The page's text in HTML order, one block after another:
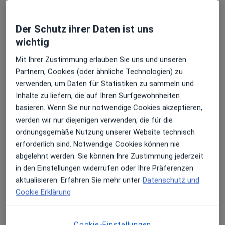
unserer Praxis verschaffen und sich über unser
Leistungsspektrum informieren.
Kontaktieren Sie uns gerne für einen Termin, wenn Sie
meine Sprechstunde besuchen möchten. Ich bin mit
meiner Erfahrung und meinem Fachwissen gerne für
Sie da.
Ihr Dr. med. Denis Knirel
Magenspiegelung – Gastroskopie:
Zum Beispiel bei Beschwerden im Bereich des
Oberbauches, Sodbrennen, Schluckbeschwerden und
anderen Symptomen hilft diese unkomplizierte und
kurze Untersuchung bei der Diagnosestellung.
Dünndarmspiegelung – Intestinoskopie:
Bei ungeklärten Blutungen oder dem Verdacht auf
eine Engstelle kann diese Untersuchung helfen.
Dickdarmspiegelung – Koloskopie:
Bauchschmerzen, Blut im Stuhl, Gewichtsabnahme
und ähnliche Symptome können eine
mehrÜber mich
Hauptsächlich behandelte Krankheiten
Diabetes Morbus Crohn
Reizdarm
Darmentzündung
Reizdarmsyndrom +11
Konsultationsformate
PersönlichStandorte anzeigen (2)
Fotos und Videos
Der Schutz ihrer Daten ist uns
wichtig
Mit Ihrer Zustimmung erlauben Sie uns und unseren
Partnern, Cookies (oder ähnliche Technologien) zu
verwenden, um Daten für Statistiken zu sammeln und
Inhalte zu liefern, die auf Ihren Surfgewohnheiten
basieren. Wenn Sie nur notwendige Cookies akzeptieren,
werden wir nur diejenigen verwenden, die für die
ordnungsgemäße Nutzung unserer Website technisch
erforderlich sind. Notwendige Cookies können nie
abgelehnt werden. Sie können Ihre Zustimmung jederzeit
in den Einstellungen widerrufen oder Ihre Präferenzen
aktualisieren. Erfahren Sie mehr unter Datenschutz und
Cookie Erklärung